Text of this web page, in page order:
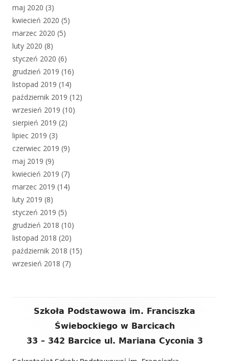
maj 2020 (3)
kwiecień 2020 (5)
marzec 2020 (5)
luty 2020 (8)
styczeń 2020 (6)
grudzień 2019 (16)
listopad 2019 (14)
październik 2019 (12)
wrzesień 2019 (10)
sierpień 2019 (2)
lipiec 2019 (3)
czerwiec 2019 (9)
maj 2019 (9)
kwiecień 2019 (7)
marzec 2019 (14)
luty 2019 (8)
styczeń 2019 (5)
grudzień 2018 (10)
listopad 2018 (20)
październik 2018 (15)
wrzesień 2018 (7)
Zawartość
Szkoła Podstawowa im. Franciszka
Świebockiego w Barcicach
33 – 342 Barcice ul. Mariana Cyconia 3